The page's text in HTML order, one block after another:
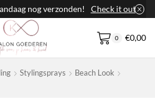
nog verzonden! Check it out
0 €0,00
Stylingsprays
Beach Look